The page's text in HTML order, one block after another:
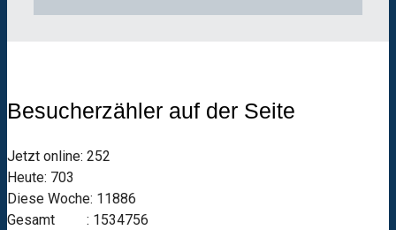
Besucherzähler auf der Seite
Jetzt online: 252
Heute: 703
Diese Woche: 11886
Gesamt : 1534756